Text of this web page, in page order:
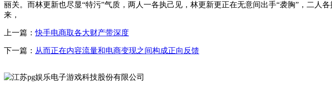
丽关。而林更新也尽显“特污”气质，两人一各执己见，林更新更正在无意间出手“袭胸”，二人
来，
上一篇：快手电商取各大财产带深度
下一篇： 从而正在内容流量和电商变现之间构成正向反馈